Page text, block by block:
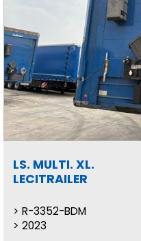
LS. MULTI. XL.
LECITRAILER
R-3352-BDM
2023